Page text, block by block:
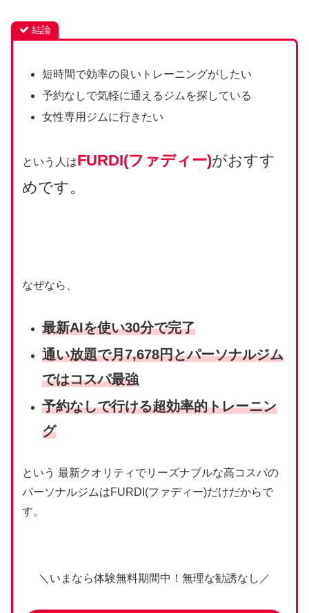
結論
短時間で効率の良いトレーニングがしたい
予約なしで気軽に通えるジムを探している
女性専用ジムに行きたい
という人はFURDI(ファディー)がおすす
めです。
なぜなら、
最新AIを使い30分で完了
通い放題で月7,678円とパーソナルジム
ではコスパ最強
予約なしで行ける超効率的トレーニン
グ
という 最新クオリティでリーズナブルな高コスパの
パーソナルジムはFURDI(ファディー)だけだからで
す。
＼いまなら体験無料期間中！無理な勧誘なし／